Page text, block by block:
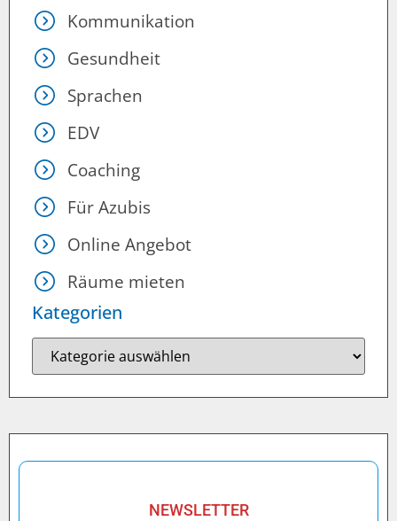
Kommunikation
Gesundheit
Sprachen
EDV
Coaching
Für Azubis
Online Angebot
Räume mieten
Kategorien
NEWSLETTER